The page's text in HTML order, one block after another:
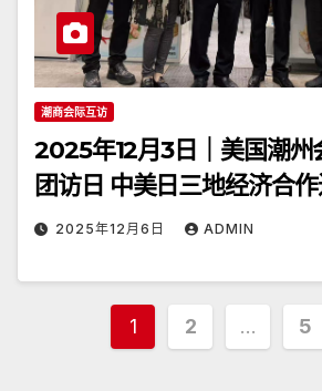
潮商会际互访
2025年12月3日｜美国潮州
团访日 中美日三地经济合
2025年12月6日 ADMIN
文
1 2 … 5